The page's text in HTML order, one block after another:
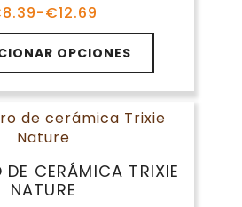
8.39-€12.69
Rango
de
precios:
desde
€8.39
hasta
€12.69
OPCIONES
DE CERÁMICA TRIXIE
NATURE